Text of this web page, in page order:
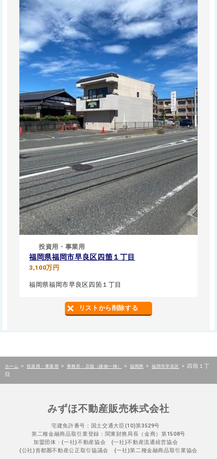
投資用・事業用
福岡県福岡市早良区四箇１丁目
3,100万円
福岡県福岡市早良区四箇１丁目
リストから削除する
ホーム > 投資用・事業用 > 事務所・店舗（建物一棟） > 福岡県 > 福岡市早良区 > 四箇１丁
目
みずほ不動産販売株式会社
宅建免許番号：国土交通大臣(10)第3529号
第二種金融商品取引業登録：関東財務局長（金商）第1508号
加盟団体：(一社)不動産協会 (一社)不動産流通経営協会
(公社)首都圏不動産公正取引協議会 (一社)第二種金融商品取引業協会